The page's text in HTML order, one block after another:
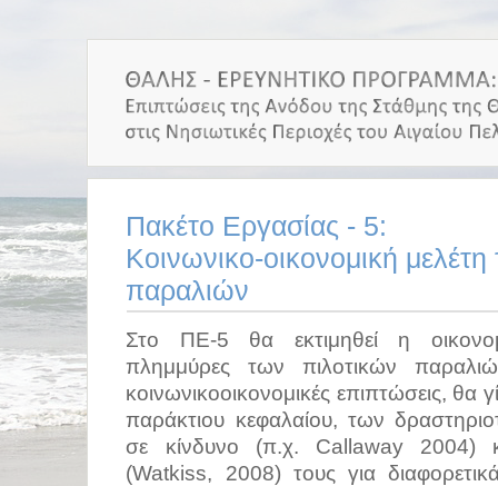
Πακέτο Εργασίας - 5:
Κοινωνικο-οικονομική
παραλιών
Στο ΠΕ-5 θα εκτιμηθεί η
πλημμύρες των πιλοτικών
κοινωνικοοικονομικές επιπτώσεις, θα
παράκτιου κεφαλαίου, των
σε κίνδυνο (π.χ. Callaway 2004)
(Watkiss, 2008) τους για